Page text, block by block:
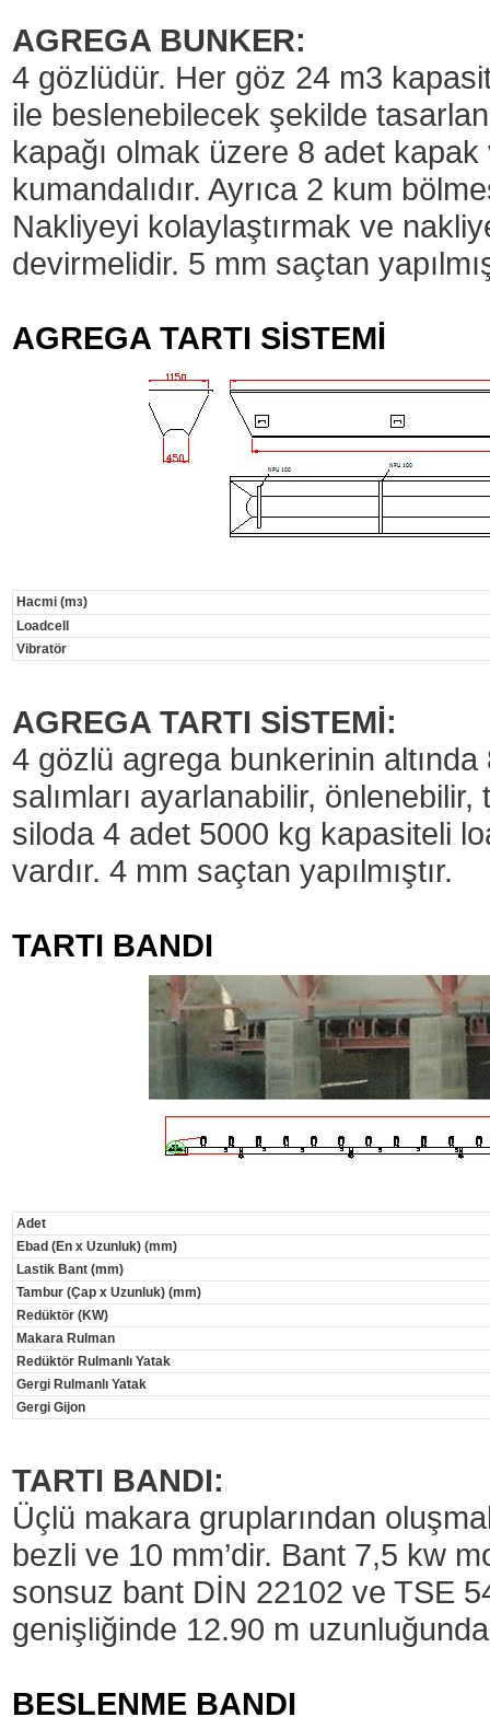
AGREGA BUNKER:
4 gözlüdür. Her göz 24 m3
ile beslenebilecek şekilde
kapağı olmak üzere 8 adet
kumandalıdır. Ayrıca 2 kum
Nakliyeyi kolaylaştırmak ve
devirmelidir. 5 mm saçtan
AGREGA TARTI SİSTEMİ
Hacmi (m3)
Loadcell
Vibratör
AGREGA TARTI SİSTEMİ:
4 gözlü agrega bunkerinin
salımları ayarlanabilir,
siloda 4 adet 5000 kg kapasiteli
vardır. 4 mm saçtan yapılmıştır.
TARTI BANDI
Adet
Ebad (En x Uzunluk) (mm)
Lastik Bant (mm)
Tambur (Çap x Uzunluk) (mm)
Redüktör (KW)
Makara Rulman
Redüktör Rulmanlı Yatak
Gergi Rulmanlı Yatak
Gergi Gijon
TARTI BANDI:
Üçlü makara gruplarından
bezli ve 10 mm’dir. Bant 7,5 kw
sonsuz bant DİN 22102 ve TSE
genişliğinde 12.90 m
BESLENME BANDI